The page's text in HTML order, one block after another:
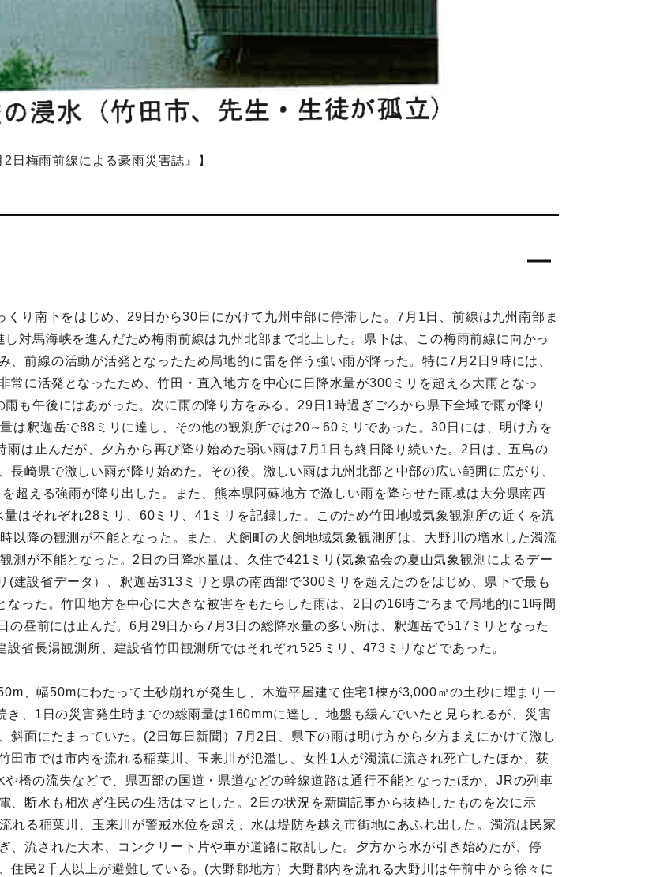
日梅雨前線による豪雨災害誌』】
り南下をはじめ、29日から30日にかけて九州中部に停滞した。7月1日、前線は九州南部ま
対馬海峡を進んだため梅雨前線は九州北部まで北上した。県下は、この梅雨前線に向かっ
、前線の活動が活発となったため局地的に雷を伴う強い雨が降った。特に7月2日9時には、
常に活発となったため、竹田・直入地方を中心に日降水量が300ミリを超える大雨となっ
も午後にはあがった。次に雨の降り方をみる。29日1時過ぎごろから県下全域で雨が降り
は釈迦岳で88ミリに達し、その他の観測所では20～60ミリであった。30日には、明け方を
は止んだが、夕方から再び降り始めた弱い雨は7月1日も終日降り続いた。2日は、五島の
崎県で激しい雨が降り始めた。その後、激しい雨は九州北部と中部の広い範囲に広がり、
超える強雨が降り出した。また、熊本県阿蘇地方で激しい雨を降らせた雨域は大分県南西
はそれぞれ28ミリ、60ミリ、41ミリを記録した。このため竹田地域気象観測所の近くを流
以降の観測が不能となった。また、犬飼町の犬飼地域気象観測所は、大野川の増水した濁流
測が不能となった。2日の日降水量は、久住で421ミリ(気象協会の夏山気象観測によるデー
建設省データ）、釈迦岳313ミリと県の南西部で300ミリを超えたのをはじめ、県下で最も
った。竹田地方を中心に大きな被害をもたらした雨は、2日の16時ごろまで局地的に1時間
の昼前には止んだ。6月29日から7月3日の総降水量の多い所は、釈迦岳で517ミリとなった
省長湯観測所、建設省竹田観測所ではそれぞれ525ミリ、473ミリなどであった。
、幅50mにわたって土砂崩れが発生し、木造平屋建て住宅1棟が3,000㎡の土砂に埋まり一
、1日の災害発生時までの総雨量は160mmに達し、地盤も緩んでいたと見られるが、災害
斜面にたまっていた。(2日毎日新聞）7月2日、県下の雨は明け方から夕方まえにかけて激し
田市では市内を流れる稲葉川、玉来川が氾濫し、女性1人が濁流に流され死亡したほか、荻
橋の流失などで、県西部の国道・県道などの幹線道路は通行不能となったほか、JRの列車
、断水も相次ぎ住民の生活はマヒした。2日の状況を新聞記事から抜粋したものを次に示
れる稲葉川、玉来川が警戒水位を超え、水は堤防を越え市街地にあふれ出した。濁流は民家
、流された大木、コンクリート片や車が道路に散乱した。夕方から水が引き始めたが、停
住民2千人以上が避難している。(大野郡地方）大野郡内を流れる大野川は午前中から徐々に